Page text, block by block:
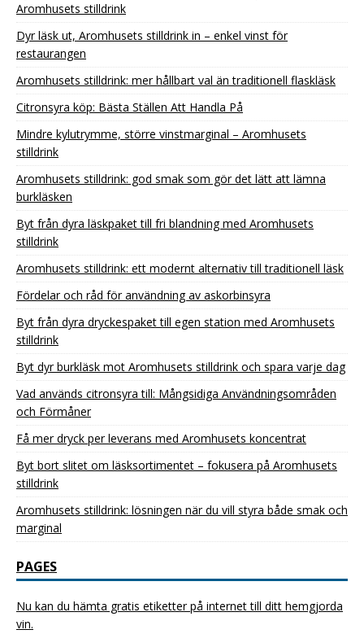
Aromhusets stilldrink
Dyr läsk ut, Aromhusets stilldrink in – enkel vinst för
restaurangen
Aromhusets stilldrink: mer hållbart val än traditionell flaskläsk
Citronsyra köp: Bästa Ställen Att Handla På
Mindre kylutrymme, större vinstmarginal – Aromhusets
stilldrink
Aromhusets stilldrink: god smak som gör det lätt att lämna
burkläsken
Byt från dyra läskpaket till fri blandning med Aromhusets
stilldrink
Aromhusets stilldrink: ett modernt alternativ till traditionell läsk
Fördelar och råd för användning av askorbinsyra
Byt från dyra dryckespaket till egen station med Aromhusets
stilldrink
Byt dyr burkläsk mot Aromhusets stilldrink och spara varje dag
Vad används citronsyra till: Mångsidiga Användningsområden
och Förmåner
Få mer dryck per leverans med Aromhusets koncentrat
Byt bort slitet om läsksortimentet – fokusera på Aromhusets
stilldrink
Aromhusets stilldrink: lösningen när du vill styra både smak och
marginal
PAGES
Nu kan du hämta gratis etiketter på internet till ditt hemgjorda
vin.